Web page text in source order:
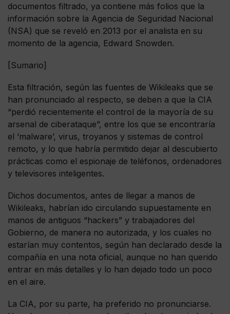
documentos filtrado, ya contiene más folios que la
información sobre la Agencia de Seguridad Nacional
(NSA) que se reveló en 2013 por el analista en su
momento de la agencia, Edward Snowden.
[Sumario]
Esta filtración, según las fuentes de Wikileaks que se
han pronunciado al respecto, se deben a que la CIA
“perdió recientemente el control de la mayoría de su
arsenal de ciberataque”, entre los que se encontraría
el ‘malware’, virus, troyanos y sistemas de control
remoto, y lo que habría permitido dejar al descubierto
prácticas como el espionaje de teléfonos, ordenadores
y televisores inteligentes.
Dichos documentos, antes de llegar a manos de
Wikileaks, habrían ido circulando supuestamente en
manos de antiguos “hackers” y trabajadores del
Gobierno, de manera no autorizada, y los cuales no
estarían muy contentos, según han declarado desde la
compañía en una nota oficial, aunque no han querido
entrar en más detalles y lo han dejado todo un poco
en el aire.
La CIA, por su parte, ha preferido no pronunciarse.